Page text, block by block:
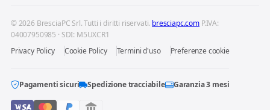
© 2026 BresciaPC Srl. Tutti i diritti riservati. bresciapc.com P.IVA:
04007950985 · SDI: M5UXCR1
Privacy Policy
Cookie Policy Termini d'uso Preferenze cookie
Pagamenti sicuri Spedizione tracciabile Garanzia 3 mesi